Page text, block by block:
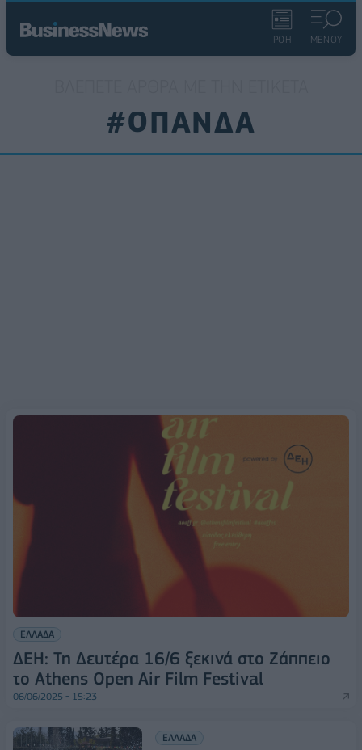
ΡΟΗ ΜΕΝΟΥ
#ΟΠΑΝΔΑ
ΕΛΛΑΔΑ
ΔΕΗ: Τη Δευτέρα 16/6 ξεκινά στο Ζάππειο
το Athens Open Air Film Festival
06/06/2025 - 15:23
ΕΛΛΑΔΑ